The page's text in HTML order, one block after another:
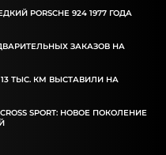
PORSCHE 924 1977 ГОДА
ЗАКАЗОВ НА
13 ТЫС. КМ ВЫСТАВИЛИ НА
SPORT: НОВОЕ ПОКОЛЕНИЕ